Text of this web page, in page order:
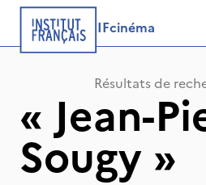
IFcinéma
Résultats de
« Jean-
Sougy »